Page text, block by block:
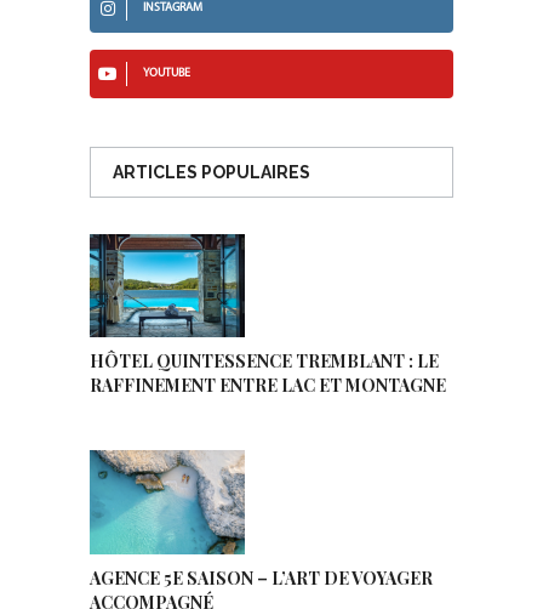
INSTAGRAM
YOUTUBE
ARTICLES POPULAIRES
HÔTEL QUINTESSENCE TREMBLANT : LE
RAFFINEMENT ENTRE LAC ET MONTAGNE
AGENCE 5E SAISON – L’ART DE VOYAGER
ACCOMPAGNÉ